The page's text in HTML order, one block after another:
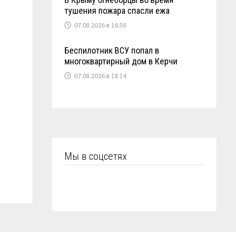
тушения пожара спасли ежа
07.08.2026 в 16:56
Беспилотник ВСУ попал в
многоквартирный дом в Керчи
07.08.2026 в 18:14
Мы в соцсетях